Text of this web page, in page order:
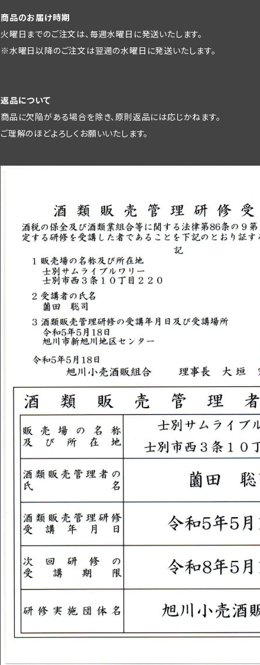
商品のお届け時期
火曜日までのご注文は、毎週水曜日に発送いたします。
※水曜日以降のご注文は翌週の水曜日に発送いたします。
返品について
商品に欠陥がある場合を除き、原則返品には応じかねます。
ご理解のほどよろしくお願いいたします。